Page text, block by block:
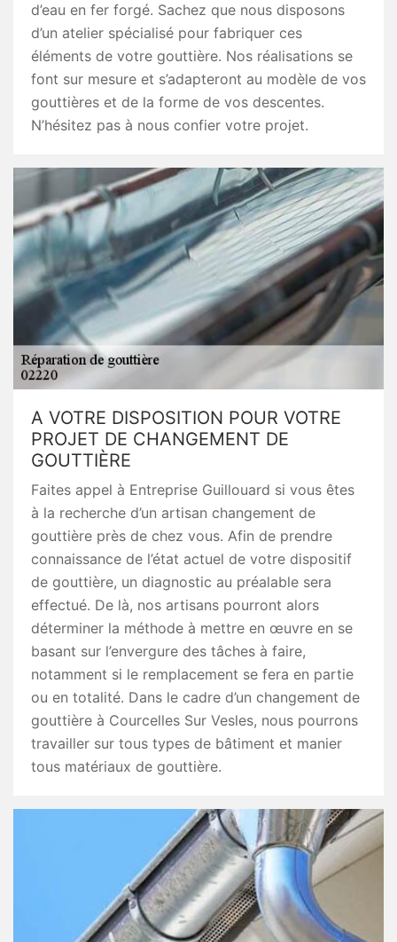
d’eau en fer forgé. Sachez que nous disposons
d’un atelier spécialisé pour fabriquer ces
éléments de votre gouttière. Nos réalisations se
font sur mesure et s’adapteront au modèle de vos
gouttières et de la forme de vos descentes.
N’hésitez pas à nous confier votre projet.
A VOTRE DISPOSITION POUR VOTRE
PROJET DE CHANGEMENT DE
GOUTTIÈRE
Faites appel à Entreprise Guillouard si vous êtes
à la recherche d’un artisan changement de
gouttière près de chez vous. Afin de prendre
connaissance de l’état actuel de votre dispositif
de gouttière, un diagnostic au préalable sera
effectué. De là, nos artisans pourront alors
déterminer la méthode à mettre en œuvre en se
basant sur l’envergure des tâches à faire,
notamment si le remplacement se fera en partie
ou en totalité. Dans le cadre d’un changement de
gouttière à Courcelles Sur Vesles, nous pourrons
travailler sur tous types de bâtiment et manier
tous matériaux de gouttière.